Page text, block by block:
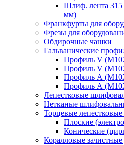
Шлиф. лента 315
мм)
Франкфурты для
Фрезы для
Обдирочные чашки
Гальванические
Профиль V
Профиль V
Профиль А
Профиль А
Лепестковые
Нетканые
Торцевые
Плоские
Конические
Коралловые зачистные